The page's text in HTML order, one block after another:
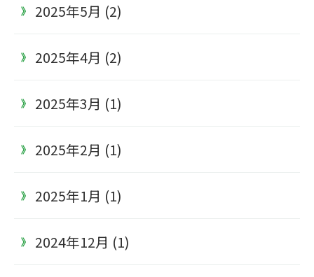
2025年5月 (2)
2025年4月 (2)
2025年3月 (1)
2025年2月 (1)
2025年1月 (1)
2024年12月 (1)